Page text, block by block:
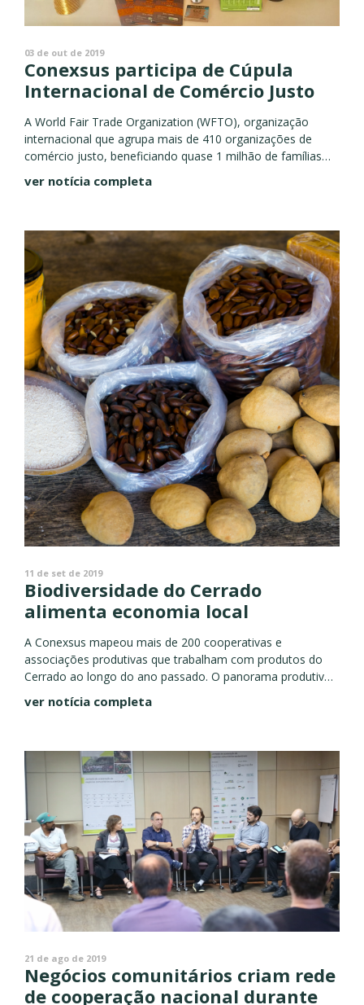
03 de out de 2019
Conexsus participa de Cúpula
Internacional de Comércio Justo
A World Fair Trade Organization (WFTO), organização
internacional que agrupa mais de 410 organizações de
comércio justo, beneficiando quase 1 milhão de famílias
em 76 países, realizou entre 16 e 20 de setembro, sua 15ª...
ver notícia completa
11 de set de 2019
Biodiversidade do Cerrado
alimenta economia local
A Conexsus mapeou mais de 200 cooperativas e
associações produtivas que trabalham com produtos do
Cerrado ao longo do ano passado. O panorama produtivo
destas organizações são uma amostra do potencial
econômico que aproveitamento da...
ver notícia completa
21 de ago de 2019
Negócios comunitários criam rede
de cooperação nacional durante